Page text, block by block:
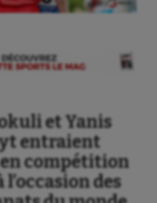
et Yanis
entraient
compétition
l’occasion des